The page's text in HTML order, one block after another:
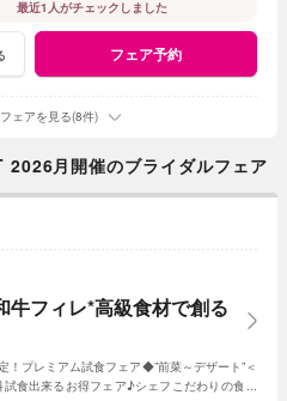
最近1人がチェックしました
フェア予約
ェアを見る(8件)
月開催のブライダルフェア
牛フィレ*高級食材で創る
プレミアム試食フェア◆”前菜～デザート”＜
食出来るお得フェア♪シェフこだわりの食材